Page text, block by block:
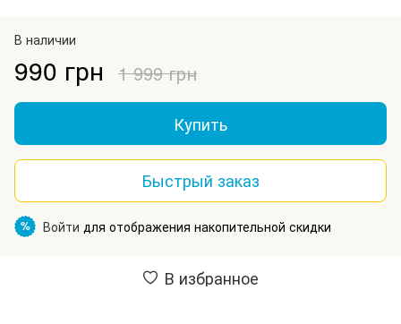
В наличии
990 грн 1 999 грн
Купить
Быстрый заказ
% Войти для отображения накопительной скидки
В избранное